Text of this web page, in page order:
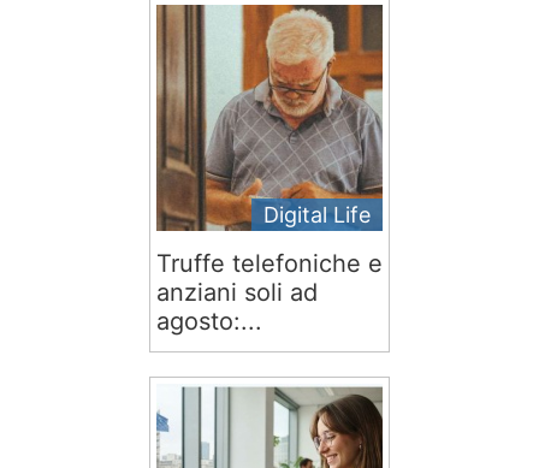
Digital Life
Truffe telefoniche e
anziani soli ad
agosto:...